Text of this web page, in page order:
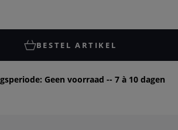
BESTEL ARTIKEL
Geen voorraad -- 7 à 10 dagen